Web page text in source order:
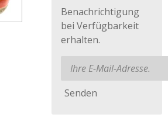
Benachrichtigung
bei Verfügbarkeit
erhalten.
Senden